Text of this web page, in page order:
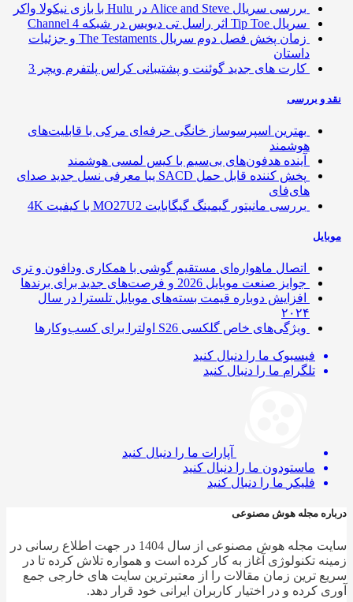
بررسی سریال Alice and Steve در Hulu با بازی نیکولا واکر
سریال Tip Toe اثر راسل تی دیویس در شبکه Channel 4
زمان پخش فصل دوم سریال The Testaments و جزئیات
داستان
کارت های جدید گوئنت و پشتیبانی کراس پلتفرم ویچر 3
و بررسی
بهترین اسپرسوساز خانگی حرفه‌ای مرکی با قابلیت‌های
هوشمند
آینده هدفون‌های بی‌سیم با کیس لمسی هوشمند
پخش کننده قابل حمل SACD یبا معرفی نسل جدید صدای
های‌فای
بررسی مانیتور گیمینگ گیگابایت MO27U2 با کیفیت 4K
اتصال ماهواره‌ای مستقیم گوشی‌ با همکاری ودافون و تری
جوایز صنعت موبایل 2026 و فرصت‌های جدید برای برندها
افزایش دوباره قیمت بسته‌های موبایل تلسترا در سال
۲۰۲۴
ویژگی‌های خاص گلکسی S26 اولترا برای کسب‌وکارها
فیسبوک ما را دنبال کنید
تلگرام ما را دنبال کنید
آپارات ما را دنبال کنید
ماستودون ما را دنبال کنید
فلیکر ما را دنبال کنید
مجله هوش مصنوعی
سایت مجله هوش مصنوعی از سال 1404 در جهت اطلاع رسانی در
تکنولوژی آغاز به کار کرده است و همواره تلاش کرده تا در
ترین زمان مقالات را از معتبرترین سایت های خارجی جمع
کرده و در اختیار کاربران ایرانی خود قرار دهد.